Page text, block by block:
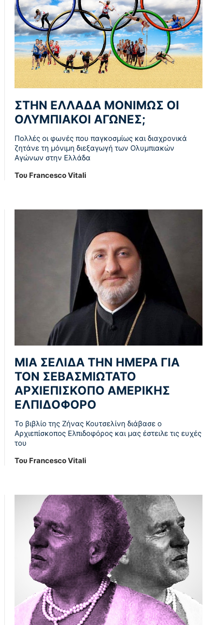
ΣΤΗΝ ΕΛΛΑΔΑ ΜΟΝΙΜΩΣ ΟΙ
ΟΛΥΜΠΙΑΚΟΙ ΑΓΩΝΕΣ;
Πολλές οι φωνές που παγκοσμίως και διαχρονικά
ζητάνε τη μόνιμη διεξαγωγή των Ολυμπιακών
Αγώνων στην Ελλάδα
Του Francesco Vitali
ΜΙΑ ΣΕΛΙΔΑ ΤΗΝ ΗΜΕΡΑ ΓΙΑ
ΤΟΝ ΣΕΒΑΣΜΙΩΤΑΤΟ
ΑΡΧΙΕΠΙΣΚΟΠΟ ΑΜΕΡΙΚΗΣ
ΕΛΠΙΔΟΦΟΡΟ
Το βιβλίο της Ζήνας Κουτσελίνη διάβασε ο
Αρχιεπίσκοπος Ελπιδοφόρος και μας έστειλε τις ευχές
του
Του Francesco Vitali